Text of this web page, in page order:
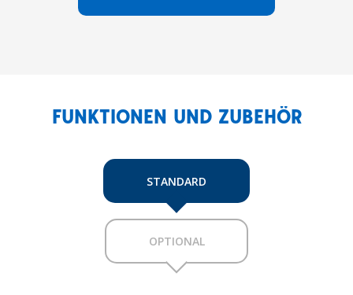
FUNKTIONEN UND ZUBEHÖR
STANDARD
OPTIONAL